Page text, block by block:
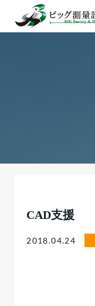
CAD支援
2018.04.24